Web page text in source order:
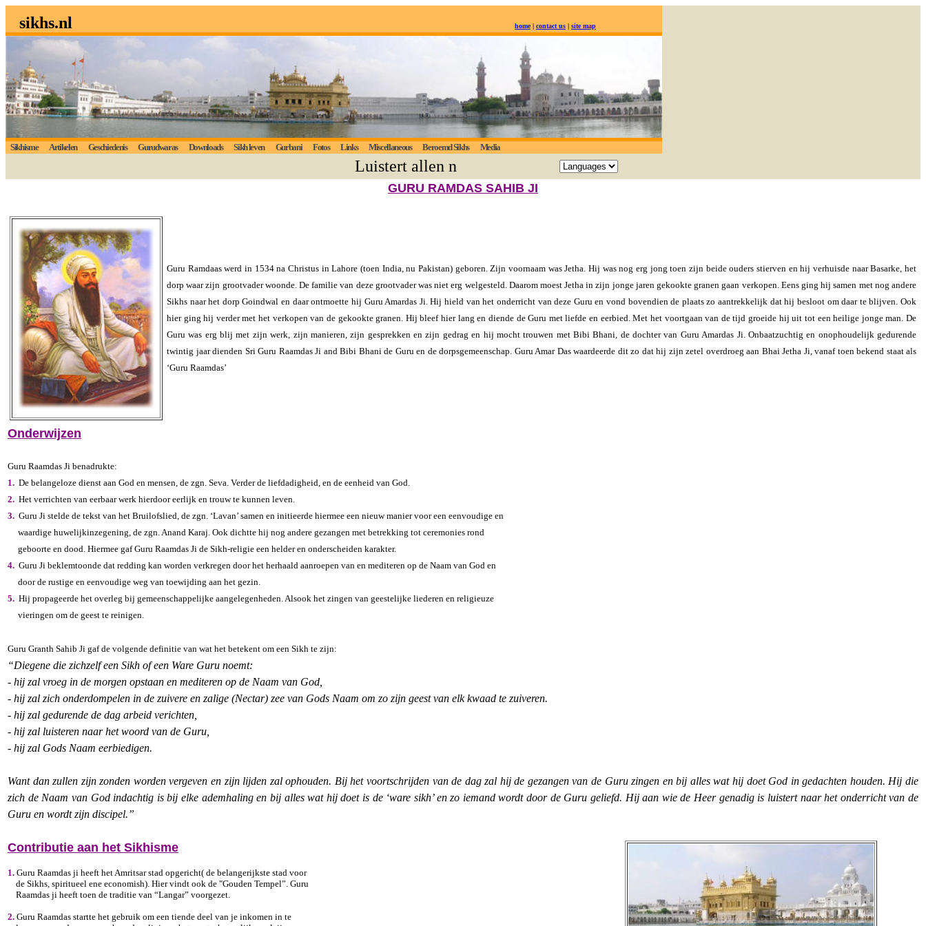
sikhs.nl home| contact us | site map
Sikhisme Artikelen Geschiedenis Gurudwaras Downloads Sikh leven Gurbani Fotos Links Miscellaneous Beroemd Sikhs Media
Luistert allen naar de eeuwige waarheid; degene die lief heeft zal God verkrijgen. -
GURU RAMDAS SAHIB JI
Guru Ramdaas werd in 1534 na Christus in Lahore (toen India, nu Pakistan) geboren. Zijn voornaam was Jetha. Hij was nog erg jong toen zijn beide ouders stierven en hij verhuisde naar Basarke, het
dorp waar zijn grootvader woonde. De familie van deze grootvader was niet erg welgesteld. Daarom moest Jetha in zijn jonge jaren gekookte granen gaan verkopen. Eens ging hij samen met nog andere
Sikhs naar het dorp Goindwal en daar ontmoette hij Guru Amardas Ji. Hij hield van het onderricht van deze Guru en vond bovendien de plaats zo aantrekkelijk dat hij besloot om daar te blijven. Ook
hier ging hij verder met het verkopen van de gekookte granen. Hij bleef hier lang en diende de Guru met liefde en eerbied. Met het voortgaan van de tijd groeide hij uit tot een heilige jonge man. De
Guru was erg blij met zijn werk, zijn manieren, zijn gesprekken en zijn gedrag en hij mocht trouwen met Bibi Bhani, de dochter van Guru Amardas Ji. Onbaatzuchtig en onophoudelijk gedurende
twintig jaar dienden Sri Guru Raamdas Ji and Bibi Bhani de Guru en de dorpsgemeenschap. Guru Amar Das waardeerde dit zo dat hij zijn zetel overdroeg aan Bhai Jetha Ji, vanaf toen bekend staat als
‘Guru Raamdas’
Onderwijzen
Guru Raamdas Ji benadrukte:
1. De belangeloze dienst aan God en mensen, de zgn. Seva. Verder de liefdadigheid, en de eenheid van God.
2. Het verrichten van eerbaar werk hierdoor eerlijk en trouw te kunnen leven.
3. Guru Ji stelde de tekst van het Bruilofslied, de zgn. ‘Lavan’ samen en initieerde hiermee een nieuw manier voor een eenvoudige en
waardige huwelijkinzegening, de zgn. Anand Karaj. Ook dichtte hij nog andere gezangen met betrekking tot ceremonies rond
geboorte en dood. Hiermee gaf Guru Raamdas Ji de Sikh-religie een helder en onderscheiden karakter.
4. Guru Ji beklemtoonde dat redding kan worden verkregen door het herhaald aanroepen van en mediteren op de Naam van God en
door de rustige en eenvoudige weg van toewijding aan het gezin.
5. Hij propageerde het overleg bij gemeenschappelijke aangelegenheden. Alsook het zingen van geestelijke liederen en religieuze
vieringen om de geest te reinigen.
Guru Granth Sahib Ji gaf de volgende definitie van wat het betekent om een Sikh te zijn:
“Diegene die zichzelf een Sikh of een Ware Guru noemt:
- hij zal vroeg in de morgen opstaan en mediteren op de Naam van God,
- hij zal zich onderdompelen in de zuivere en zalige (Nectar) zee van Gods Naam om zo zijn geest van elk kwaad te zuiveren.
- hij zal gedurende de dag arbeid verichten,
- hij zal luisteren naar het woord van de Guru,
- hij zal Gods Naam eerbiedigen.
Want dan zullen zijn zonden worden vergeven en zijn lijden zal ophouden. Bij het voortschrijden van de dag zal hij de gezangen van de Guru zingen en bij alles wat hij doet God in gedachten houden. Hij die
zich de Naam van God indachtig is bij elke ademhaling en bij alles wat hij doet is de ‘ware sikh’ en zo iemand wordt door de Guru geliefd. Hij aan wie de Heer genadig is luistert naar het onderricht van de
Guru en wordt zijn discipel.”
Contributie aan het Sikhisme
1. Guru Raamdas ji heeft het Amritsar stad opgericht( de belangerijkste stad voor
de Sikhs, spiritueel ene economish). Hier vindt ook de "Gouden Tempel”. Guru
Raamdas ji heeft toen de traditie van “Langar” voorgezet.
2. Guru Raamdas startte het gebruik om een tiende deel van je inkomen in te